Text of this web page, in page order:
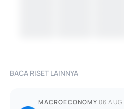
BACA RISET LAINNYA
MACROECONOMY|06